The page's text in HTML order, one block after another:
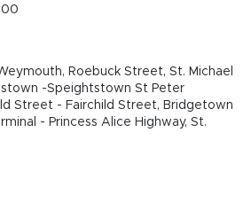
Roebuck Street, St. Michael
-Speightstown St Peter
Street - Fairchild Street, Bridgetown
- Princess Alice Highway, St.